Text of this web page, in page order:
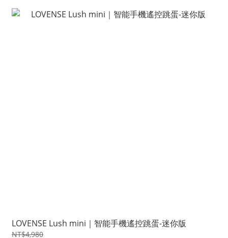
LOVENSE Lush mini｜智能手機遙控跳蛋-迷你版
NT$4,980